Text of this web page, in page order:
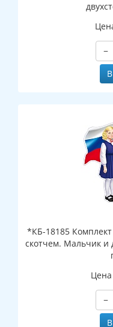
−
*КБ-18185
скотчем. Мальчик и
−